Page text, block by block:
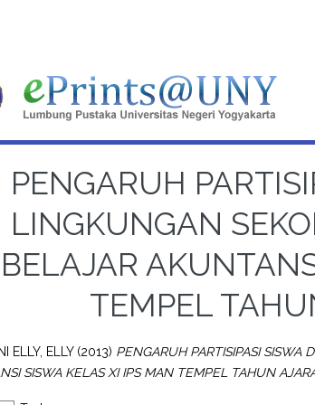
PENGARUH
LINGKUNGAN
BELAJAR
TEMPEL
ELLY, ELLY(2013) PENGARUH PARTISIPASI SISWA
SISWA KELAS XI IPS MAN TEMPEL TAHUN